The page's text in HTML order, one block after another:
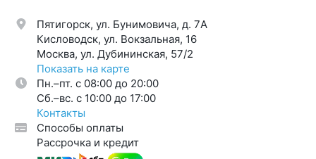
Пятигорск, ул. Бунимовича, д. 7A
Кисловодск, ул. Вокзальная, 16
Москва, ул. Дубининская, 57/2
Показать на карте
Пн.–пт. с 08:00 до 20:00
Cб.–вс. с 10:00 до 17:00
Контакты
Способы оплаты
Рассрочка и кредит